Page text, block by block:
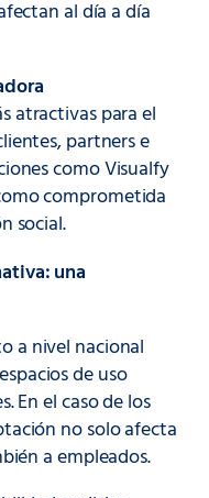
al día a día
atractivas para el
partners e
como Visualfy
comprometida
social.
una
a nivel nacional
de uso
En el caso de los
no solo afecta
a empleados.